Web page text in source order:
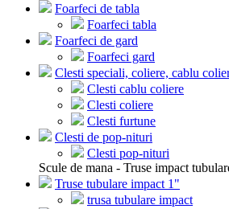
Foarfeci de tabla
Foarfeci tabla
Foarfeci de gard
Foarfeci gard
Clesti speciali, coliere, cablu
Clesti cablu coliere
Clesti coliere
Clesti furtune
Clesti de pop-nituri
Clesti pop-nituri
Scule de mana - Truse impact
Truse tubulare impact 1"
trusa tubulare impact